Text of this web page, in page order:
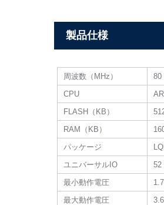
製品仕様
周波数（MHz）
80
CPU
FLASH（KB）
RAM（KB）
パッケージ
ユニバーサルIO
52
最小動作電圧
最大動作電圧
3.6